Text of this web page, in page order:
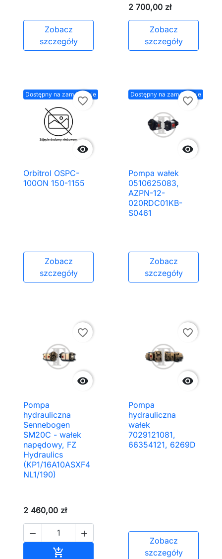
Zobacz
szczegóły
2 700,00 zł
Zobacz
szczegóły
Dostępny na zamówienie

favorite_border
Orbitrol OSPC-
100ON 150-1155
Zobacz
szczegóły
Dostępny na zamówienie

favorite_border
Pompa wałek
0510625083,
AZPN-12-
020RDC01KB-
S0461
Zobacz
szczegóły

favorite_border
Pompa
hydrauliczna
Sennebogen
SM20C - wałek
napędowy, FZ
Hydraulics
(KP1/16A10ASXF4
NL1/190)
2 460,00 zł
 


favorite_border
Pompa
hydrauliczna
wałek
7029121081,
66354121, 6269D
Zobacz
szczegóły